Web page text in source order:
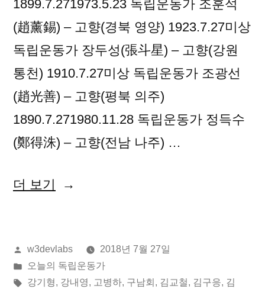
1899.7.271973.5.23 독립운동가 조훈석
(趙薰錫) – 고향(경북 영양) 1923.7.27미상
독립운동가 장두성(張斗星) – 고향(강원
통천) 1910.7.27미상 독립운동가 조광선
(趙光善) – 고향(평북 의주)
1890.7.271980.11.28 독립운동가 정득수
(鄭得洙) – 고향(전남 나주) …
더 보기 “2018
월
27
올
린
이:
w3devlabs
2018년 7월 27일
게
시
오늘의 독립운동가
태
강기형, 강내영, 고병하, 구남회 , 김교철, 김구응, 김